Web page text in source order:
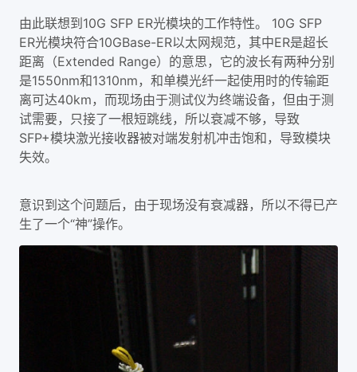
由此联想到10G SFP ER光模块的工作特性。 10G SFP
ER光模块符合10GBase-ER以太网规范，其中ER是超长
距离（Extended Range）的意思，它的波长有两种分别
是1550nm和1310nm，和单模光纤一起使用时的传输距
离可达40km，而现场由于测试仪为终端设备，但由于测
试需要，只接了一根短跳线，所以衰减不够，导致
SFP+模块激光接收器被对端发射机冲击饱和，导致模块
失效。
意识到这个问题后，由于现场没有衰减器，所以不得已产
生了一个“神”操作。